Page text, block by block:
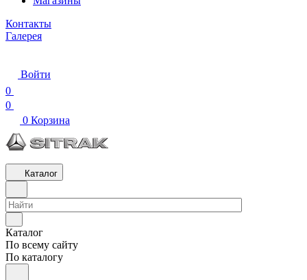
Контакты
Галерея
Войти
0
0
0 Корзина
Каталог
Каталог
По всему сайту
По каталогу